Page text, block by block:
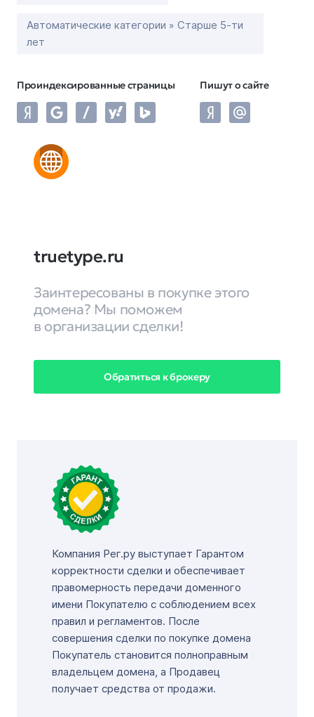
Автоматические категории » Старше 5-ти
лет
Проиндексированные страницы Пишут о сайте
truetype.ru
Заинтересованы в покупке этого
домена? Мы поможем
в организации сделки!
Обратиться к брокеру
Компания Рег.ру выступает Гарантом
корректности сделки и обеспечивает
правомерность передачи доменного
имени Покупателю с соблюдением всех
правил и регламентов. После
совершения сделки по покупке домена
Покупатель становится полноправным
владельцем домена, а Продавец
получает средства от продажи.